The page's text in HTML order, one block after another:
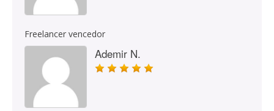
Freelancer vencedor
Ademir N.